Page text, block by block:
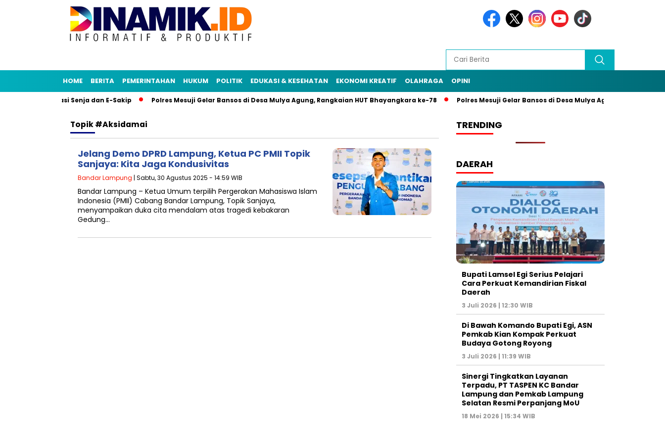
HOME BERITA PEMERINTAHAN HUKUM POLITIK EDUKASI & KESEHATAN EKONOMI KREATIF OLAHRAGA OPINI
Tiru Aplikasi Senja dan E-Sakip Polres Mesuji Gelar Bansos di Desa Mulya Agung, Rangkaian HUT Bhayangkara ke-78 Polres Mesuji Gelar Bansos di Desa Mulya Agung, Rangkaian
Topik#aksidamai
Jelang Demo DPRD Lampung, Ketua PC PMII Topik
Sanjaya: Kita Jaga Kondusivitas
Bandar Lampung | Sabtu, 30 Agustus 2025 - 14:59 WIB
Bandar Lampung – Ketua Umum terpilih Pergerakan Mahasiswa Islam
Indonesia (PMII) Cabang Bandar Lampung, Topik Sanjaya,
menyampaikan duka cita mendalam atas tragedi kebakaran
Gedung…
TRENDING
DAERAH
Bupati Lamsel Egi Serius Pelajari
Cara Perkuat Kemandirian Fiskal
Daerah
3 Juli 2026 | 12:30 WIB
Di Bawah Komando Bupati Egi, ASN
Pemkab Kian Kompak Perkuat
Budaya Gotong Royong
3 Juli 2026 | 11:39 WIB
Sinergi Tingkatkan Layanan
Terpadu, PT TASPEN KC Bandar
Lampung dan Pemkab Lampung
Selatan Resmi Perpanjang MoU
18 Mei 2026 | 15:34 WIB